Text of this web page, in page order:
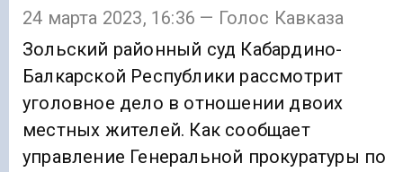
24 марта 2023, 16:36 — Голос Кавказа
Зольский районный суд Кабардино-
Балкарской Республики рассмотрит
уголовное дело в отношении двоих
местных жителей. Как сообщает
управление Генеральной прокуратуры по